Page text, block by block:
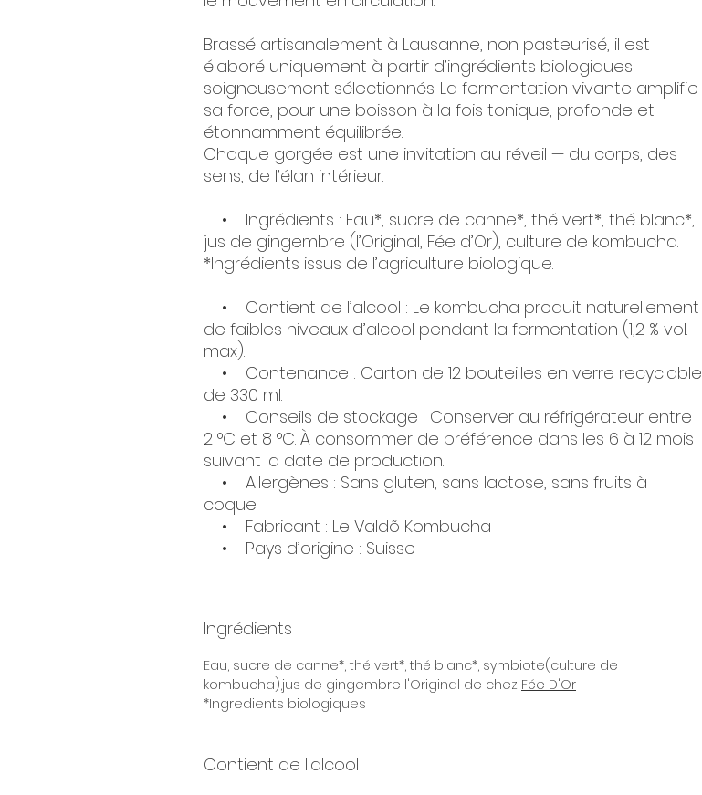
Brassé artisanalement à Lausanne, non pasteurisé, il est
élaboré uniquement à partir d’ingrédients biologiques
soigneusement sélectionnés. La fermentation vivante amplifie
sa force, pour une boisson à la fois tonique, profonde et
étonnamment équilibrée.
Chaque gorgée est une invitation au réveil — du corps, des
sens, de l’élan intérieur.
• Ingrédients : Eau*, sucre de canne*, thé vert*, thé blanc*,
jus de gingembre (l’Original, Fée d’Or), culture de kombucha.
*Ingrédients issus de l’agriculture biologique.
• Contient de l’alcool : Le kombucha produit naturellement
de faibles niveaux d’alcool pendant la fermentation (1,2 % vol.
max).
• Contenance : Carton de 12 bouteilles en verre recyclable
de 330 ml.
• Conseils de stockage : Conserver au réfrigérateur entre
2 °C et 8 °C. À consommer de préférence dans les 6 à 12 mois
suivant la date de production.
• Allergènes : Sans gluten, sans lactose, sans fruits à
coque.
• Fabricant : Le Valdõ Kombucha
• Pays d’origine : Suisse
Ingrédients
Eau, sucre de canne*, thé vert*, thé blanc*, symbiote(culture de
kombucha),jus de gingembre l'Original de chez Fée D'Or
*Ingredients biologiques
Contient de l'alcool